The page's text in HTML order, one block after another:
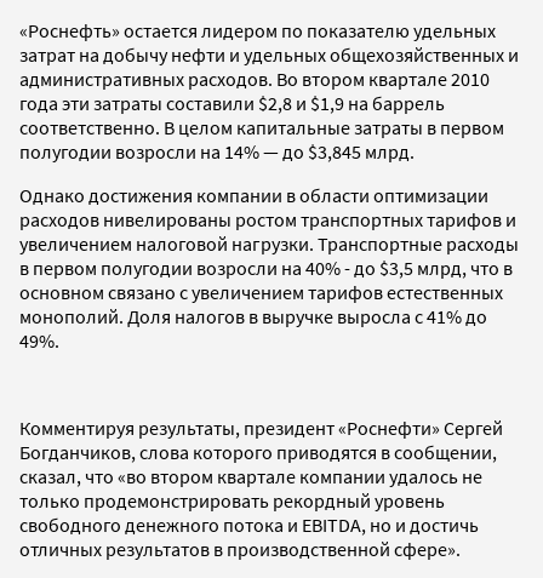
«Роснефть» остается лидером по показателю удельных
затрат на добычу нефти и удельных общехозяйственных и
административных расходов. Во втором квартале 2010
года эти затраты составили $2,8 и $1,9 на баррель
соответственно. В целом капитальные затраты в первом
полугодии возросли на 14% — до $3,845 млрд.
Однако достижения компании в области оптимизации
расходов нивелированы ростом транспортных тарифов и
увеличением налоговой нагрузки. Транспортные расходы
в первом полугодии возросли на 40% - до $3,5 млрд, что в
основном связано с увеличением тарифов естественных
монополий. Доля налогов в выручке выросла с 41% до
49%.
Комментируя результаты, президент «Роснефти» Сергей
Богданчиков, слова которого приводятся в сообщении,
сказал, что «во втором квартале компании удалось не
только продемонстрировать рекордный уровень
свободного денежного потока и EBITDA, но и достичь
отличных результатов в производственной сфере».